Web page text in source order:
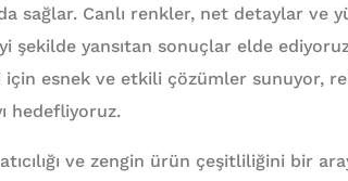
sağlar. Canlı renkler, net detaylar ve
şekilde yansıtan sonuçlar elde
esnek ve etkili çözümler sunuyor,
hedefliyoruz.
ve zengin ürün çeşitliliğini bir